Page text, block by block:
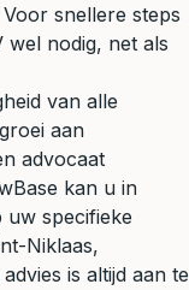
snellere steps
wel nodig, net als
van alle
aan
advocaat
kan u in
uw specifieke
Niklaas,
is altijd aan te